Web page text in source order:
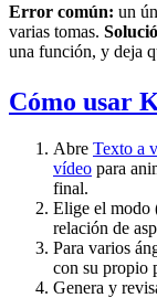
Error común: un
varias tomas.
una función, y deja
Cómo usar
Abre Texto a
vídeo para
final.
Elige el modo
relación de
Para varios
con su propio
Genera y